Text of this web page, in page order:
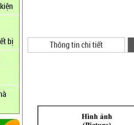
bị
Thông tin chi tiết